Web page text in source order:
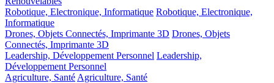
Robotique, Electronique, Informatique Robotique, Electronique,
Informatique
Drones, Objets Connectés, Imprimante 3D Drones, Objets
Connectés, Imprimante 3D
Leadership, Développement Personnel Leadership,
Développement Personnel
Agriculture, Santé Agriculture, Santé